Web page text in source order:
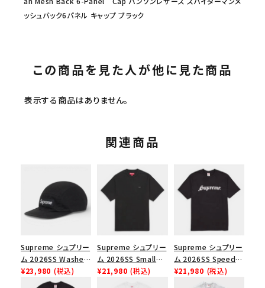
ッシュバック6パネル キャップ ブラック
この商品を見た人が他に見た商品
表示する商品はありません。
関連商品
Supreme シュプリー
ム 2026SS Washed
Chino Twill Camp
Cap ウォッシュド チ
¥23,980 (税込)
Supreme シュプリー
ム 2026SS Small
Box Tee スモールボ
¥21,980 (税込)
Supreme シュプリー
ム 2026SS Speed
Tee スピードTシャツ
¥21,980 (税込)